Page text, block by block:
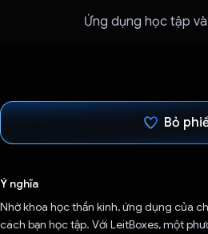
Ứng dụng học tập
Bỏ
Ý nghĩa
Nhờ khoa học thần kinh, ứng dụng của
cách bạn học tập. Với LeitBoxes, một